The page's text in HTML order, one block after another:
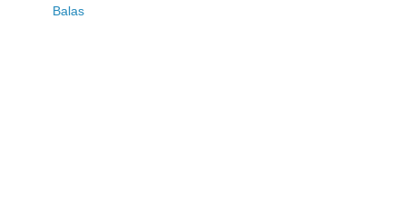
Balas